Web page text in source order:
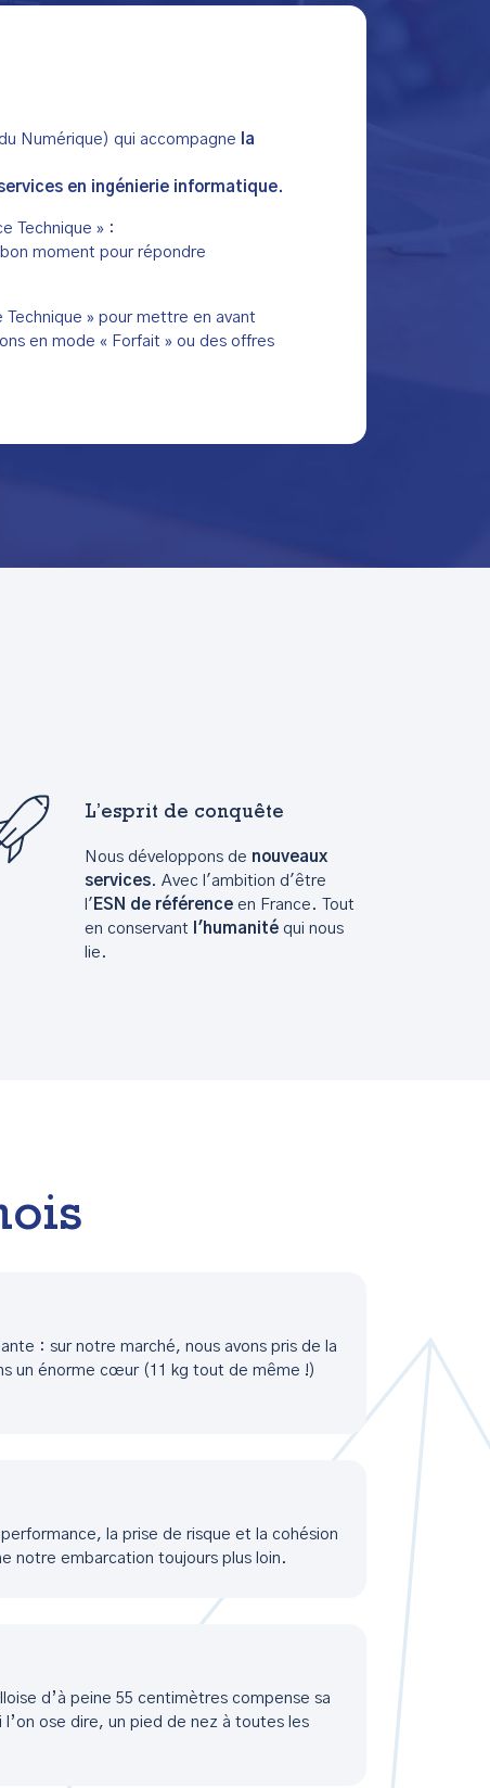
Numérique) qui accompagne
la
en ingénierie informatique.
Technique » :
moment pour répondre
Technique » pour mettre en avant
en mode « Forfait » ou des offres
L’esprit de conquête
Nous développons de nouveaux
services. Avec l'ambition d'être
l' ESN de référence en France. Tout
en conservant
l'humanité qui nous
lie.
: sur notre marché, nous avons pris de la
un énorme cœur (11 kg tout de même !)
la prise de risque et la cohésion
notre embarcation toujours plus loin.
d’à peine 55 centimètres compense sa
ose dire, un pied de nez à toutes les